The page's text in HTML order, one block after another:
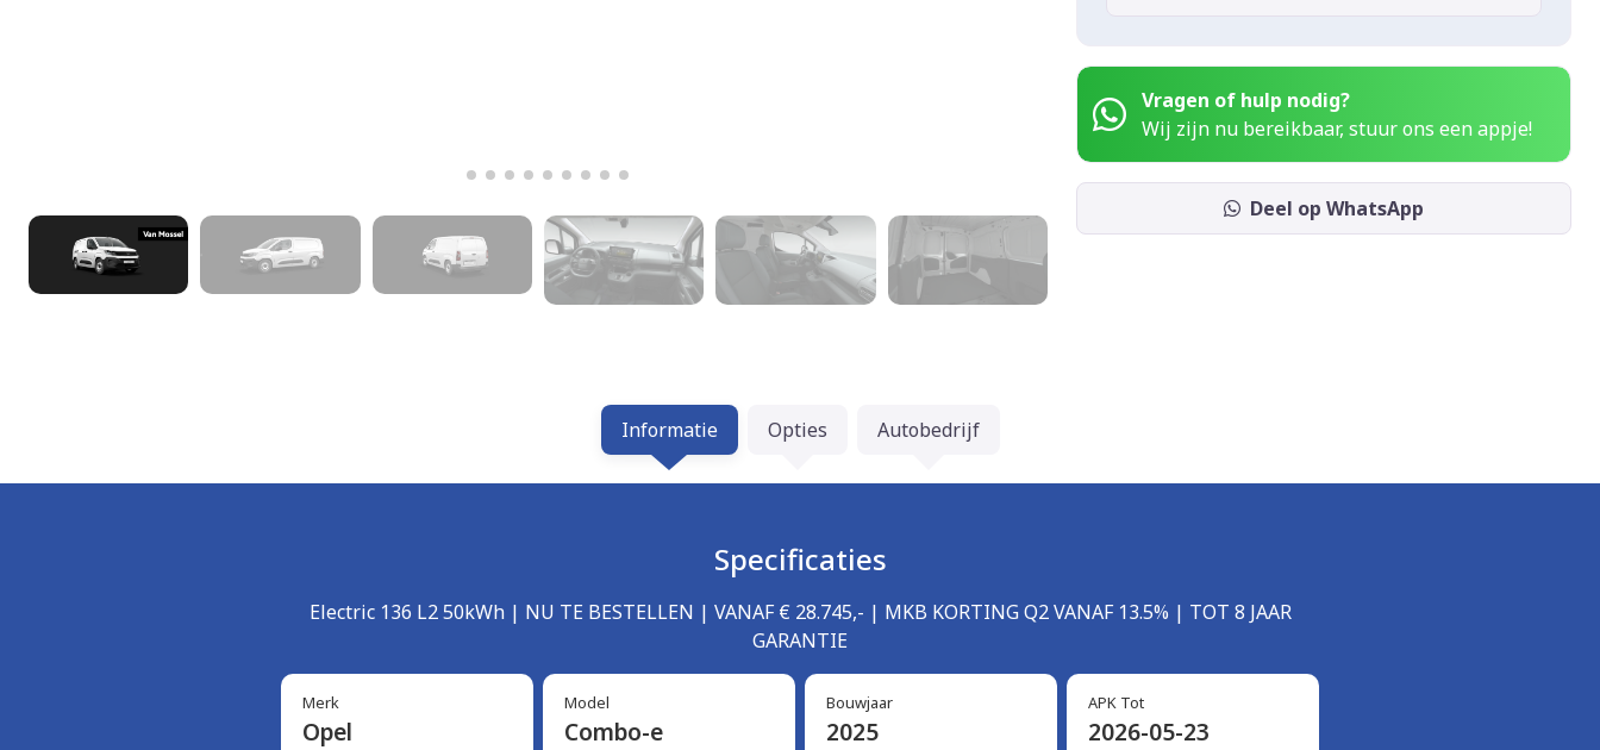
Vragen of hulp nodig?
Wij zijn nu bereikbaar, stuur ons een appje!
Deel op WhatsApp
Informatie Opties Autobedrijf
Specificaties
Electric 136 L2 50kWh | NU TE BESTELLEN | VANAF € 28.745,- | MKB KORTING Q2 VANAF 13.5% | TOT 8 JAAR
GARANTIE
Merk
Opel
Model
Combo-e
Bouwjaar
2025
APK Tot
2026-05-23